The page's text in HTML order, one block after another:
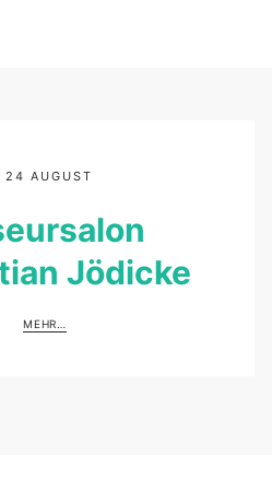
24 AUGUST
Jödicke
MEHR…